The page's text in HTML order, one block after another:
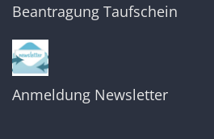
Beantragung Taufschein
Anmeldung Newsletter